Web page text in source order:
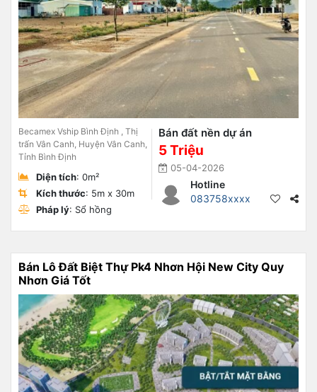
Becamex Vship Bình Định , Thị
trấn Vân Canh, Huyện Vân Canh,
Tỉnh Bình Định
Diện tích: 0m²
Kích thước: 5m x 30m
Pháp lý: Sổ hồng
Bán đất nền dự án
5 Triệu
05-04-2026
Hotline
083758xxxx
Bán Lô Đất Biệt Thự Pk4 Nhơn Hội New City Quy
Nhơn Giá Tốt